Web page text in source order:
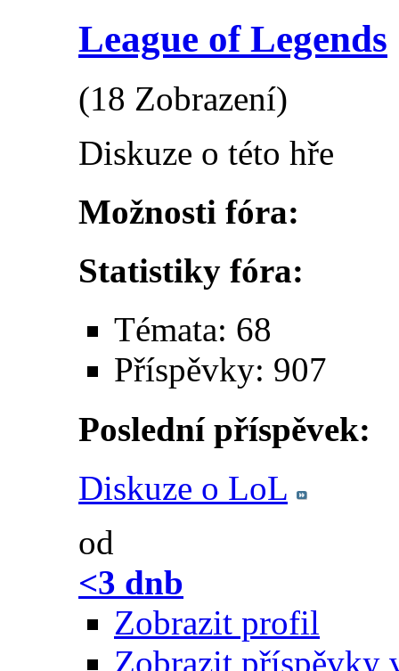
League of Legends
(18 Zobrazení)
Diskuze o této hře
Možnosti fóra:
Statistiky fóra:
Témata: 68
Příspěvky: 907
Poslední příspěvek:
Diskuze o LoL
od
<3 dnb
Zobrazit profil
Zobrazit příspěvky